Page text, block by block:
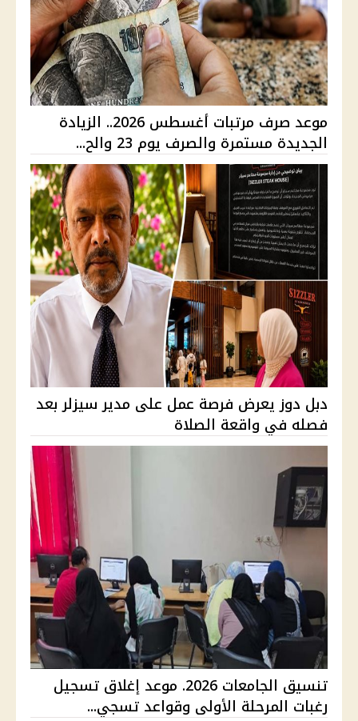
موعد صرف مرتبات أغسطس 2026.. الزيادة
الجديدة مستمرة والصرف يوم 23 والح...
دبل دوز يعرض فرصة عمل على مدير سيزلر بعد
فصله في واقعة الصلاة
تنسيق الجامعات 2026. موعد إغلاق تسجيل
رغبات المرحلة الأولى وقواعد تسجي...